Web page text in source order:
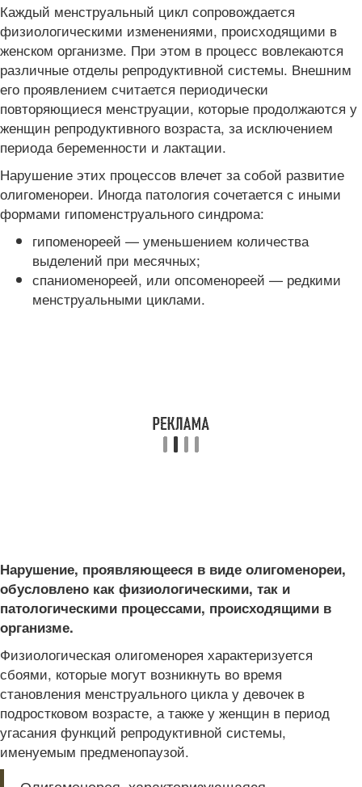
Каждый менструальный цикл сопровождается
физиологическими изменениями, происходящими в
женском организме. При этом в процесс вовлекаются
различные отделы репродуктивной системы. Внешним
его проявлением считается периодически
повторяющиеся менструации, которые продолжаются у
женщин репродуктивного возраста, за исключением
периода беременности и лактации.
Нарушение этих процессов влечет за собой развитие
олигоменореи. Иногда патология сочетается с иными
формами гипоменструального синдрома:
гипоменореей — уменьшением количества
выделений при месячных;
спаниоменореей, или опсоменореей — редкими
менструальными циклами.
Нарушение, проявляющееся в виде олигоменореи,
обусловлено как физиологическими, так и
патологическими процессами, происходящими в
организме.
Физиологическая олигоменорея характеризуется
сбоями, которые могут возникнуть во время
становления менструального цикла у девочек в
подростковом возрасте, а также у женщин в период
угасания функций репродуктивной системы,
именуемым предменопаузой.